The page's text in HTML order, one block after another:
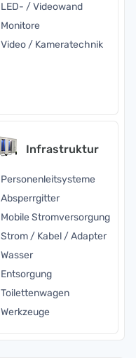
LED- / Videowand
Monitore
Video / Kameratechnik
Infrastruktur
Personenleitsysteme
Absperrgitter
Mobile Stromversorgung
Strom / Kabel / Adapter
Wasser
Entsorgung
Toilettenwagen
Werkzeuge